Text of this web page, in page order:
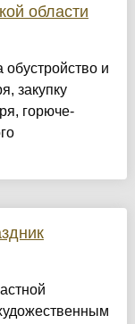
области
и
закупку
горюче-